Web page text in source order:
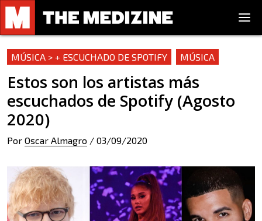
MÚSICA > + ESCUCHADO DE SPOTIFY MÚSICA
Estos son los artistas más
escuchados de Spotify (Agosto
2020)
Por Oscar Almagro / 03/09/2020